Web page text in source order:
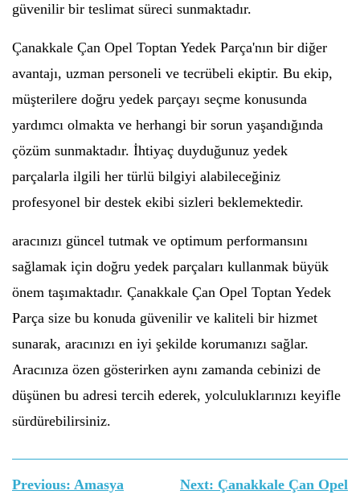
güvenilir bir teslimat süreci sunmaktadır.
Çanakkale Çan Opel Toptan Yedek Parça'nın bir diğer
avantajı, uzman personeli ve tecrübeli ekiptir. Bu ekip,
müşterilere doğru yedek parçayı seçme konusunda
yardımcı olmakta ve herhangi bir sorun yaşandığında
çözüm sunmaktadır. İhtiyaç duyduğunuz yedek
parçalarla ilgili her türlü bilgiyi alabileceğiniz
profesyonel bir destek ekibi sizleri beklemektedir.
aracınızı güncel tutmak ve optimum performansını
sağlamak için doğru yedek parçaları kullanmak büyük
önem taşımaktadır. Çanakkale Çan Opel Toptan Yedek
Parça size bu konuda güvenilir ve kaliteli bir hizmet
sunarak, aracınızı en iyi şekilde korumanızı sağlar.
Aracınıza özen gösterirken aynı zamanda cebinizi de
düşünen bu adresi tercih ederek, yolculuklarınızı keyifle
sürdürebilirsiniz.
Yazı
Previous: Amasya
Next: Çanakkale Çan Opel